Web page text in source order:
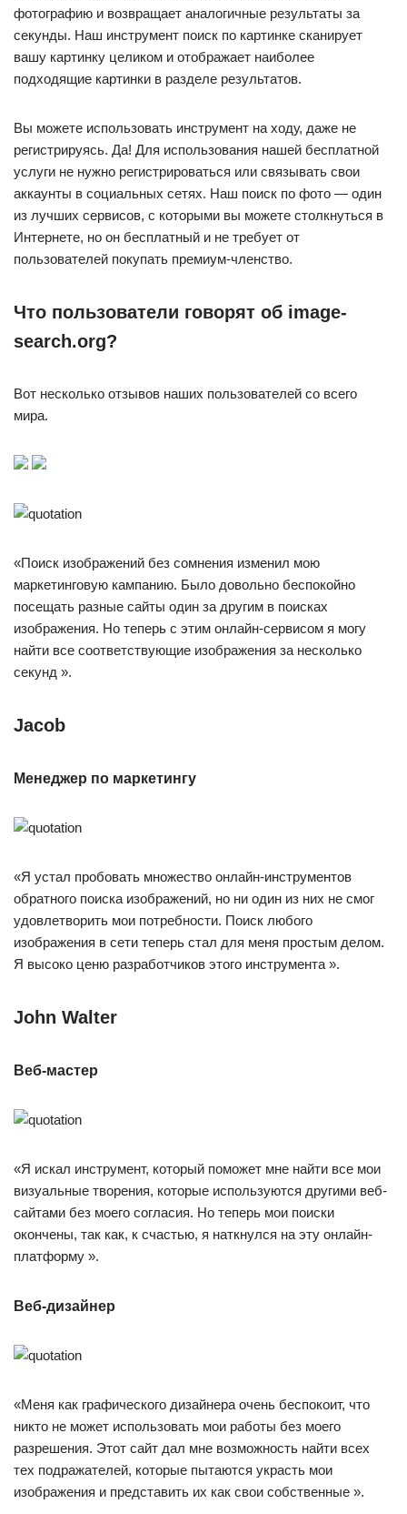
фотографию и возвращает аналогичные результаты за
секунды. Наш инструмент поиск по картинке сканирует
вашу картинку целиком и отображает наиболее
подходящие картинки в разделе результатов.
Вы можете использовать инструмент на ходу, даже не
регистрируясь. Да! Для использования нашей бесплатной
услуги не нужно регистрироваться или связывать свои
аккаунты в социальных сетях. Наш поиск по фото — один
из лучших сервисов, с которыми вы можете столкнуться в
Интернете, но он бесплатный и не требует от
пользователей покупать премиум-членство.
Что пользователи говорят об image-
search.org?
Вот несколько отзывов наших пользователей со всего
мира.
«Поиск изображений без сомнения изменил мою
маркетинговую кампанию. Было довольно беспокойно
посещать разные сайты один за другим в поисках
изображения. Но теперь с этим онлайн-сервисом я могу
найти все соответствующие изображения за несколько
секунд ».
Jacob
Менеджер по маркетингу
«Я устал пробовать множество онлайн-инструментов
обратного поиска изображений, но ни один из них не смог
удовлетворить мои потребности. Поиск любого
изображения в сети теперь стал для меня простым делом.
Я высоко ценю разработчиков этого инструмента ».
John Walter
Веб-мастер
«Я искал инструмент, который поможет мне найти все мои
визуальные творения, которые используются другими веб-
сайтами без моего согласия. Но теперь мои поиски
окончены, так как, к счастью, я наткнулся на эту онлайн-
платформу ».
Веб-дизайнер
«Меня как графического дизайнера очень беспокоит, что
никто не может использовать мои работы без моего
разрешения. Этот сайт дал мне возможность найти всех
тех подражателей, которые пытаются украсть мои
изображения и представить их как свои собственные ».